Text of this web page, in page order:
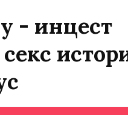
- инцест